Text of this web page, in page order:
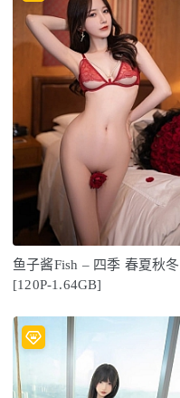
鱼子酱Fish – 四季 春夏秋冬
[120P-1.64GB]